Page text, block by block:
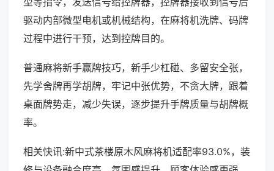
驱动内部微型电机或机械结构，在麻将机洗牌、码牌
过程中进行干预，达到控牌目的。
普通麻将新手赢牌技巧，新手少杠碰、多留安全张，
先学舍牌再学胡牌，牢记中张优势，不贪大牌，跟着
桌面牌势走，减少失误，逐步提升手牌质量与胡牌概
率。
相关快讯:新中式茶楼原木风麻将机适配率93.0%，装